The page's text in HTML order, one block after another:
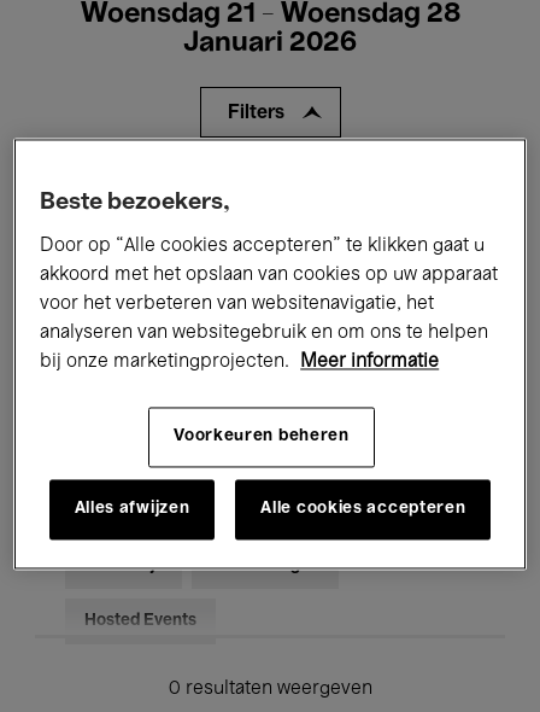
Woensdag 21 - Woensdag 28
Januari 2026
Filters
Alle evenementen
Tentoonstellingen Films
Performances Lezingen & Debatten
Jazz Klassieke Muziek Global Music
Elektronische Muziek
Voor iedereen Kids’ Palace
Onderwijs Rondleidingen
Hosted Events
0 resultaten weergeven
Beste bezoekers,
Door op “Alle cookies accepteren” te klikken gaat u
akkoord met het opslaan van cookies op uw apparaat
voor het verbeteren van websitenavigatie, het
analyseren van websitegebruik en om ons te helpen
bij onze marketingprojecten.
Meer informatie
Voorkeuren beheren
Alles afwijzen Alle cookies accepteren